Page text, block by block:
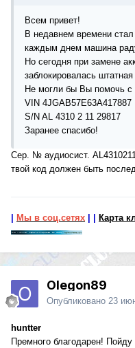
Всем привет!
В недавнем времени
каждым днем машина
Но сегодня при замене
заблокировалась
Не могли бы Вы помочь с
VIN 4JGAB57E63A417887
S/N AL 4310 2 11 29817
Заранее спасибо!
Сер. № аудиосист.
твой код должен быть
Мы в соц.сетях Карта
Olegon89
Опубликовано 23
huntter
Премного благодарен! Пойду